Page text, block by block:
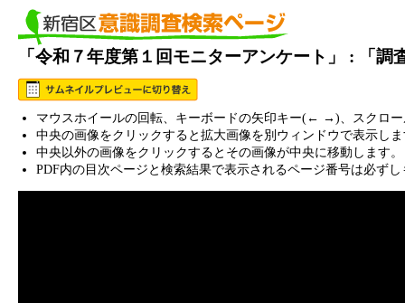
「令和７年度第１回モニターアンケート」 : 「
マウスホイールの回転、キーボードの矢印キー(← →)、スクロ
中央の画像をクリックすると拡大画像を別ウィンドウで表示し
中央以外の画像をクリックするとその画像が中央に移動します。
PDF内の目次ページと検索結果で表示されるページ番号は必ず